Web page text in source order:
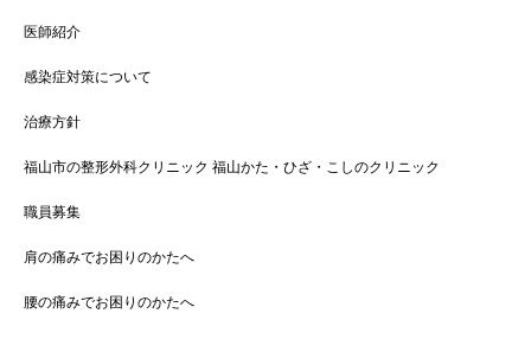
医師紹介
感染症対策について
治療方針
福山市の整形外科クリニック 福山かた・ひざ・こしのクリニック
職員募集
肩の痛みでお困りのかたへ
腰の痛みでお困りのかたへ